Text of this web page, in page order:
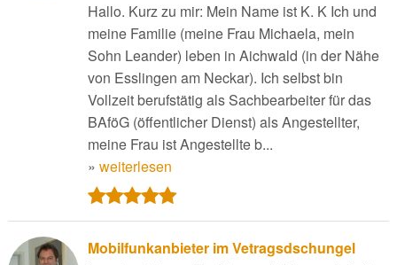
Hallo. Kurz zu mir: Mein Name ist K. K Ich und
meine Familie (meine Frau Michaela, mein
Sohn Leander) leben in Aichwald (in der Nähe
von Esslingen am Neckar). Ich selbst bin
Vollzeit berufstätig als Sachbearbeiter für das
BAföG (öffentlicher Dienst) als Angestellter,
meine Frau ist Angestellte b...
» weiterlesen
Mobilfunkanbieter im Vetragsdschungel